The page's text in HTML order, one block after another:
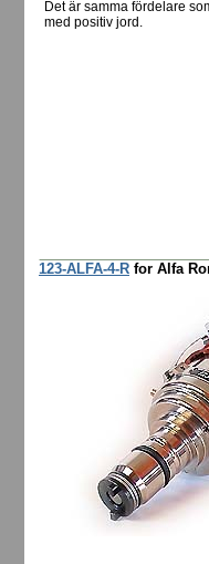
Det är samma fördelare
med positiv jord.
123-ALFA-4-R for Alfa